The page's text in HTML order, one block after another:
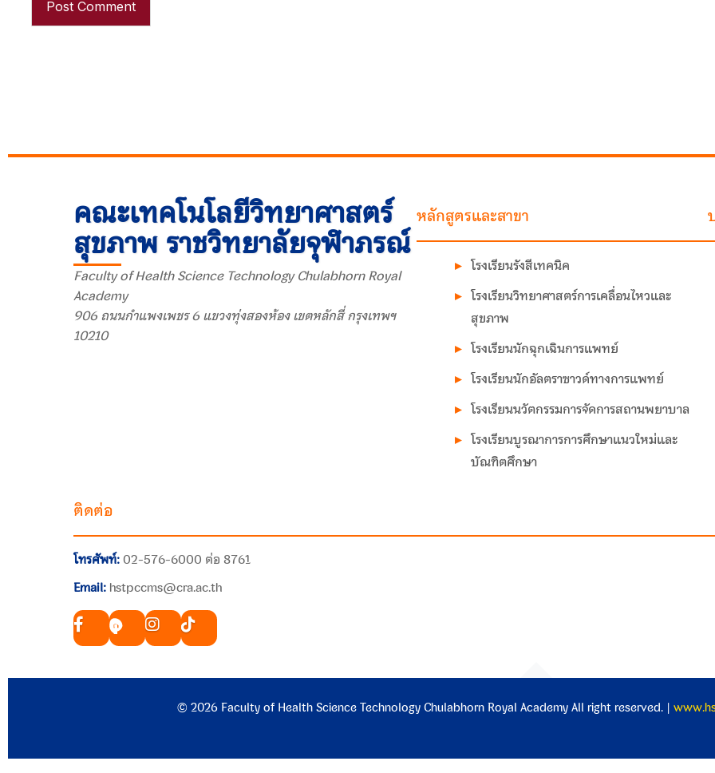
คณะเทคโนโลยีวิทยาศาสตร์
สุขภาพ ราชวิทยาลัยจุฬาภรณ์
Faculty of Health Science Technology Chulabhorn Royal
Academy
906 ถนนกำแพงเพชร 6 แขวงทุ่งสองห้อง เขตหลักสี่ กรุงเทพฯ
10210
หลักสูตรและสาขา
โรงเรียนรังสีเทคนิค
โรงเรียนวิทยาศาสตร์การเคลื่อนไหวและ
สุขภาพ
โรงเรียนนักฉุกเฉินการแพทย์
โรงเรียนนักอัลตราซาวด์ทางการแพทย์
โรงเรียนนวัตกรรมการจัดการสถานพยาบาล
โรงเรียนบูรณาการการศึกษาแนวใหม่และ
บัณฑิตศึกษา
ติดต่อ
โทรศัพท์:02-576-6000 ต่อ 8761
Email: hstpccms@cra.ac.th
© 2026 Faculty of Health Science Technology Chulabhorn Royal Academy All right reserved. |